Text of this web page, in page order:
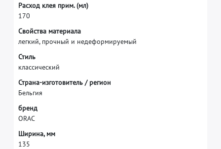
Расход клея прим. (мл)
170
Свойства материала
легкий, прочный и недеформируемый
Стиль
классический
Страна-изготовитель / регион
Бельгия
бренд
ORAC
Ширина, мм
135